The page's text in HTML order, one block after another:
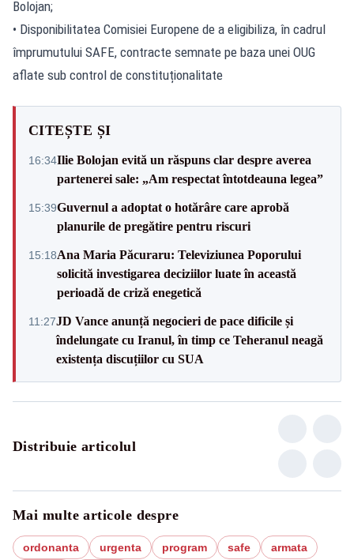
Bolojan;
• Disponibilitatea Comisiei Europene de a eligibiliza, în cadrul
împrumutului SAFE, contracte semnate pe baza unei OUG
aflate sub control de constituționalitate
CITEȘTE ȘI
16:34Ilie Bolojan evită un răspuns clar despre averea
partenerei sale: „Am respectat întotdeauna legea”
15:39Guvernul a adoptat o hotărâre care aprobă
planurile de pregătire pentru riscuri
15:18Ana Maria Păcuraru: Televiziunea Poporului
solicită investigarea deciziilor luate în această
perioadă de criză enegetică
11:27JD Vance anunță negocieri de pace dificile și
îndelungate cu Iranul, în timp ce Teheranul neagă
existența discuțiilor cu SUA
Distribuie articolul
Mai multe articole despre
ordonanta urgenta program safe armata